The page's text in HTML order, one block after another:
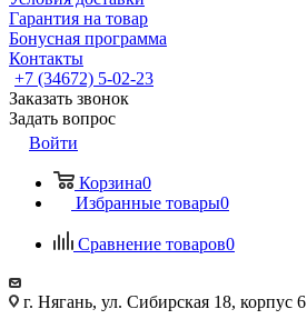
Гарантия на товар
Бонусная программа
Контакты
+7 (34672) 5-02-23
Заказать звонок
Задать вопрос
Войти
Корзина0
Избранные товары0
Сравнение товаров0
г. Нягань, ул. Сибирская 18, корпус 6